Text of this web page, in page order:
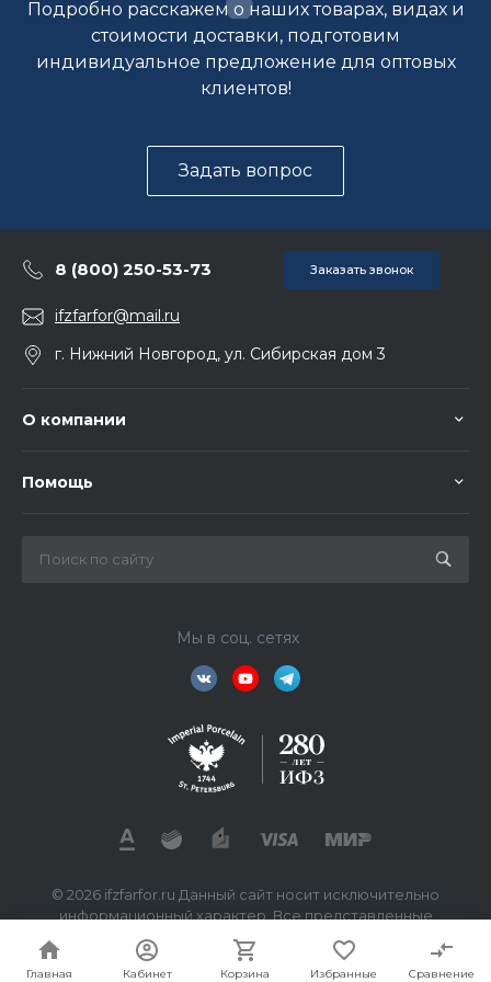
Главная Кабинет Корзина Избранные Сравнение
Подробно расскажем о наших товарах, видах и
стоимости доставки, подготовим
индивидуальное предложение для оптовых
клиентов!
Задать вопрос
8 (800) 250-53-73 Заказать звонок
ifzfarfor@mail.ru
г. Нижний Новгород, ул. Сибирская дом 3
О компании
Помощь
Мы в соц. сетях
© 2026 ifzfarfor.ru Данный сайт носит исключительно
информационный характер. Все представленные
предложения не являются офертой, определяемой
статьей 437 ГК РФ.